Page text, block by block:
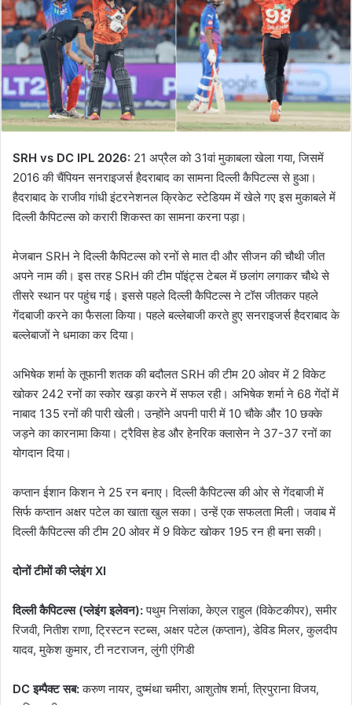
SRH vs DC IPL 2026: 21 अप्रैल को 31वां मुकाबला खेला गया, जिसमें
2016 की चैंपियन सनराइजर्स हैदराबाद का सामना दिल्ली कैपिटल्स से हुआ।
हैदराबाद के राजीव गांधी इंटरनेशनल क्रिकेट स्टेडियम में खेले गए इस मुकाबले में
दिल्ली कैपिटल्स को करारी शिकस्त का सामना करना पड़ा।
मेजबान SRH ने दिल्ली कैपिटल्स को रनों से मात दी और सीजन की चौथी जीत
अपने नाम की। इस तरह SRH की टीम पॉइंट्स टेबल में छलांग लगाकर चौथे से
तीसरे स्थान पर पहुंच गई। इससे पहले दिल्ली कैपिटल्स ने टॉस जीतकर पहले
गेंदबाजी करने का फैसला किया। पहले बल्लेबाजी करते हुए सनराइजर्स हैदराबाद के
बल्लेबाजों ने धमाका कर दिया।
अभिषेक शर्मा के तूफानी शतक की बदौलत SRH की टीम 20 ओवर में 2 विकेट
खोकर 242 रनों का स्कोर खड़ा करने में सफल रही। अभिषेक शर्मा ने 68 गेंदों में
नाबाद 135 रनों की पारी खेली। उन्होंने अपनी पारी में 10 चौके और 10 छक्के
जड़ने का कारनामा किया। ट्रैविस हेड और हेनरिक क्लासेन ने 37-37 रनों का
योगदान दिया।
कप्तान ईशान किशन ने 25 रन बनाए। दिल्ली कैपिटल्स की ओर से गेंदबाजी में
सिर्फ कप्तान अक्षर पटेल का खाता खुल सका। उन्हें एक सफलता मिली। जवाब में
दिल्ली कैपिटल्स की टीम 20 ओवर में 9 विकेट खोकर 195 रन ही बना सकी।
दोनों टीमों की प्लेइंग XI
दिल्ली कैपिटल्स (प्लेइंग इलेवन):पथुम निसांका, केएल राहुल (विकेटकीपर), समीर
रिजवी, नितीश राणा, ट्रिस्टन स्टब्स, अक्षर पटेल (कप्तान), डेविड मिलर, कुलदीप
यादव, मुकेश कुमार, टी नटराजन, लुंगी एंगिडी
DC इम्पैक्ट सब:करुण नायर, दुष्मंथा चमीरा, आशुतोष शर्मा, त्रिपुराना विजय,